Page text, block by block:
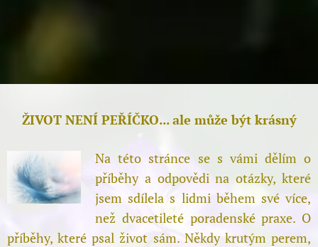
ŽIVOT NENÍ PEŘÍČKO... ale může být krásný
Na této stránce se s vámi dělím o
příběhy a odpovědi na otázky, které
jsem sdílela s lidmi během své více,
než dvacetileté poradenské praxe. O
příběhy, které psal život sám. Někdy krutým perem,